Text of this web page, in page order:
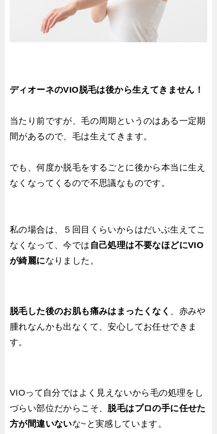
ディオーネのVIO脱毛は後から生えてきません！
当たり前ですが、毛の周期というのはある一定期
間があるので、毛は生えてきます。
でも、何度か脱毛をするごとに後から本当に生え
なくなってくるので不思議なものです。
私の場合は、５回目くらいからはだいぶ生えてこ
なくなって、今では 自己処理は不要なほどにVIO
が綺麗になりました。
脱毛した後のお肌も痛みはまったくなく 、赤みや
腫れなんかも出なくて、安心してお任せできま
す。
VIOって自分ではよく見えないから毛の処理をし
づらい部位だからこそ、 脱毛はプロの手に任せた
方が間違いないな~と実感しています。